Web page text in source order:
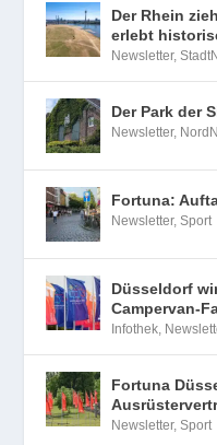
Der Rhein
erlebt
Newsletter,
Der Park der
Newsletter,
Fortuna:
Newsletter,Sport
Düsseldorf
Campervan-
Infothek,
Fortuna
Newsletter,Sport